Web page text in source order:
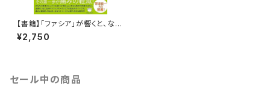
【書籍】「ファシア」が響くと、なぜ
痛みが消えるのか?! 小池弘人
著（’25/12/2発売）
¥2,750
セール中の商品